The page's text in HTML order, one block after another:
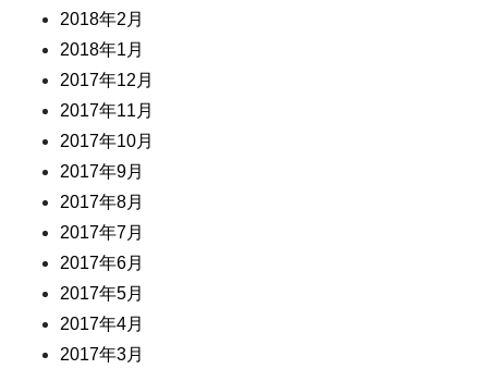
2018年2月
2018年1月
2017年12月
2017年11月
2017年10月
2017年9月
2017年8月
2017年7月
2017年6月
2017年5月
2017年4月
2017年3月